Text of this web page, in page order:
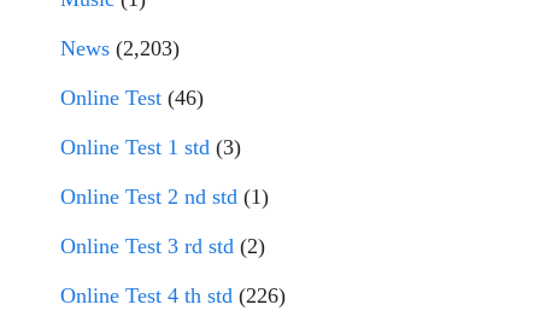
News (2,203)
Online Test (46)
Online Test 1 std (3)
Online Test 2 nd std (1)
Online Test 3 rd std (2)
Online Test 4 th std (226)